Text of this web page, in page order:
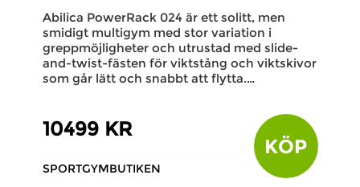
Abilica PowerRack 024 är ett solitt, men
smidigt multigym med stor variation i
greppmöjligheter och utrustad med slide-
and-twist-fästen för viktstång och viktskivor
som går lätt och snabbt att flytta.…
10499 KR
SPORTGYMBUTIKEN
KÖP